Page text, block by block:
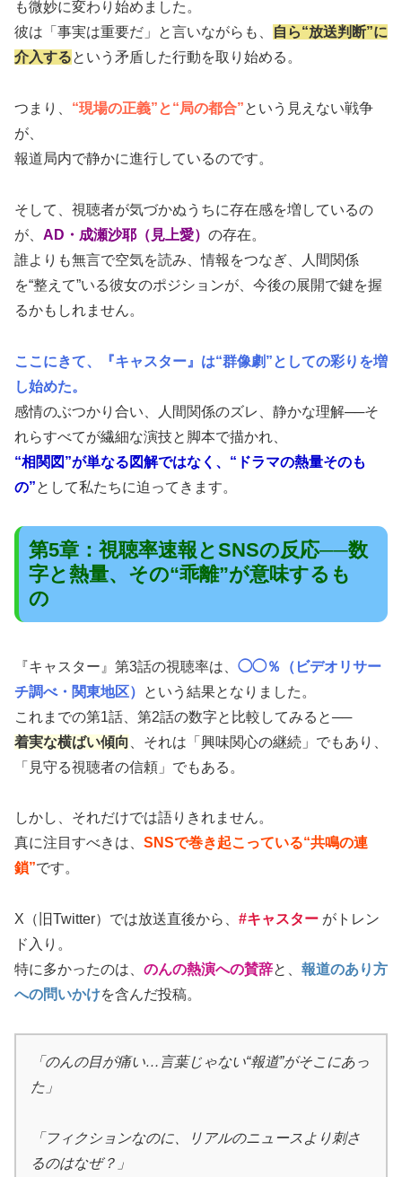
も微妙に変わり始めました。
彼は「事実は重要だ」と言いながらも、
自ら“放送判断”に
介入するという矛盾した行動を取り始める。
つまり、 “現場の正義”と“局の都合”という見えない戦争
が、
報道局内で静かに進行しているのです。
そして、視聴者が気づかぬうちに存在感を増しているの
が、 AD・成瀬沙耶（見上愛） の存在。
誰よりも無言で空気を読み、情報をつなぎ、人間関係
を“整えて”いる彼女のポジションが、今後の展開で鍵を握
るかもしれません。
ここにきて、『キャスター』は“群像劇”としての彩りを増
し始めた。
感情のぶつかり合い、人間関係のズレ、静かな理解──そ
れらすべてが繊細な演技と脚本で描かれ、
“相関図”が単なる図解ではなく、“ドラマの熱量そのも
の”として私たちに迫ってきます。
第5章：視聴率速報とSNSの反応──数
字と熱量、その“乖離”が意味するも
の
『キャスター』第3話の視聴率は、 ◯◯％（ビデオリサー
チ調べ・関東地区）
という結果となりました。
これまでの第1話、第2話の数字と比較してみると──
着実な横ばい傾向
、それは「興味関心の継続」でもあり、
「見守る視聴者の信頼」でもある。
しかし、それだけでは語りきれません。
真に注目すべきは、 SNSで巻き起こっている“共鳴の連
鎖”です。
X（旧Twitter）では放送直後から、 #キャスター がトレン
ド入り。
特に多かったのは、 のんの熱演への賛辞と、 報道のあり方
への問いかけを含んだ投稿。
「のんの目が痛い…言葉じゃない“報道”がそこにあっ
た」
「フィクションなのに、リアルのニュースより刺さ
るのはなぜ？」